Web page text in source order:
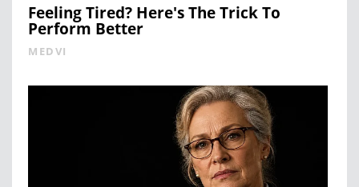
Feeling Tired? Here's The Trick To
Perform Better
MEDVI